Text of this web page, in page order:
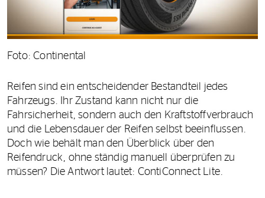
Foto: Continental
Reifen sind ein entscheidender Bestandteil jedes
Fahrzeugs. Ihr Zustand kann nicht nur die
Fahrsicherheit, sondern auch den Kraftstoffverbrauch
und die Lebensdauer der Reifen selbst beeinflussen.
Doch wie behält man den Überblick über den
Reifendruck, ohne ständig manuell überprüfen zu
müssen? Die Antwort lautet: ContiConnect Lite.